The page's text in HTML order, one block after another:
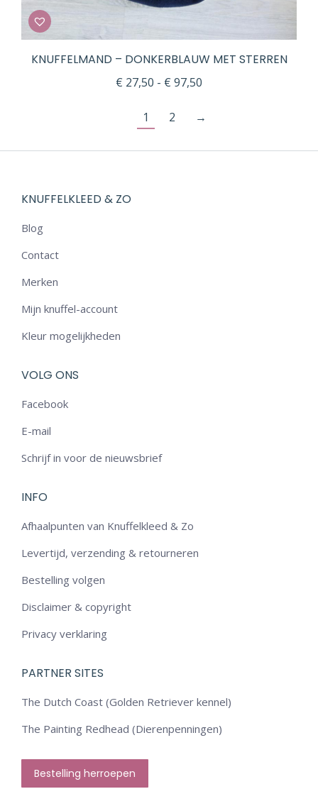
KNUFFELMAND – DONKERBLAUW MET STERREN
€ 27,50 - € 97,50
tot
1 2 →
KNUFFELKLEED & ZO
Blog
Contact
Merken
Mijn knuffel-account
Kleur mogelijkheden
VOLG ONS
Facebook
E-mail
Schrijf in voor de nieuwsbrief
INFO
Afhaalpunten van Knuffelkleed & Zo
Levertijd, verzending & retourneren
Bestelling volgen
Disclaimer & copyright
Privacy verklaring
PARTNER SITES
The Dutch Coast (Golden Retriever kennel)
The Painting Redhead (Dierenpenningen)
Bestelling herroepen